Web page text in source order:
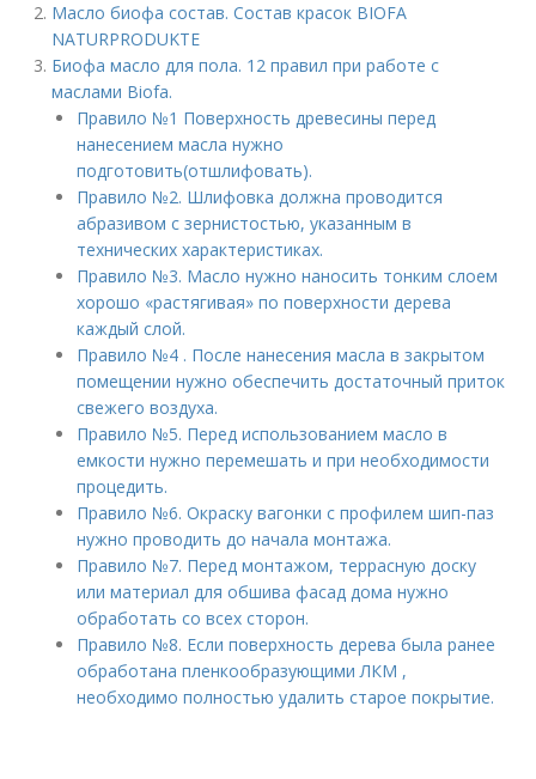
Масло биофа состав. Состав красок BIOFA
NATURPRODUKTE
Биофа масло для пола. 12 правил при работе с
маслами Biofa.
Правило №1 Поверхность древесины перед
нанесением масла нужно
подготовить(отшлифовать).
Правило №2. Шлифовка должна проводится
абразивом с зернистостью, указанным в
технических характеристиках.
Правило №3. Масло нужно наносить тонким слоем
хорошо «растягивая» по поверхности дерева
каждый слой.
Правило №4 . После нанесения масла в закрытом
помещении нужно обеспечить достаточный приток
свежего воздуха.
Правило №5. Перед использованием масло в
емкости нужно перемешать и при необходимости
процедить.
Правило №6. Окраску вагонки с профилем шип-паз
нужно проводить до начала монтажа.
Правило №7. Перед монтажом, террасную доску
или материал для обшива фасад дома нужно
обработать со всех сторон.
Правило №8. Если поверхность дерева была ранее
обработана пленкообразующими ЛКМ ,
необходимо полностью удалить старое покрытие.